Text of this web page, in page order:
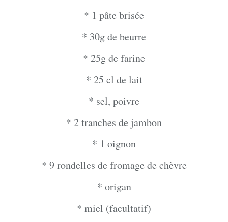
* 1 pâte brisée
* 30g de beurre
* 25g de farine
* 25 cl de lait
* sel, poivre
* 2 tranches de jambon
* 1 oignon
* 9 rondelles de fromage de chèvre
* origan
* miel (facultatif)